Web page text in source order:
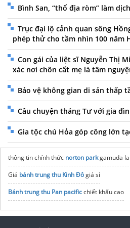
Bình San, “thổ địa ròm” làm
Trục đại lộ cảnh quan sông
phép thử cho tầm nhìn 100 năm
Con gái của liệt sĩ Nguyễn Thị
xác nơi chôn cất mẹ là tâm
Bảo vệ không gian di sản thấp
Câu chuyện tháng Tư với gia
Gia tộc chú Hỏa góp công lớn
thông tin chính thức norton parkgamuda
Giá bánh trung thu Kinh Đôgiá sỉ
Bánh trung thu Pan pacificchiết khấu cao